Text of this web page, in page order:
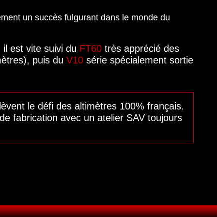
un succès fulgurant dans le monde du
est vite suivi du FT60 très apprécié des
puis du V10 série spécialement sortie
le défi des altimètres 100% français.
fabrication avec un atelier SAV toujours